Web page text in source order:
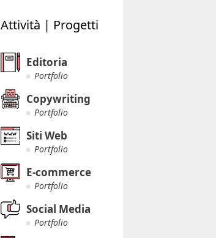
Attività | Progetti
Editoria
Portfolio
Copywriting
Portfolio
Siti Web
Portfolio
E-commerce
Portfolio
Social Media
Portfolio